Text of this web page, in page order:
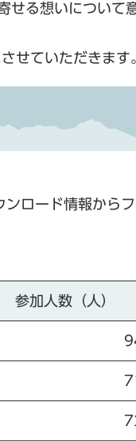
せる想いについて
せていただきます
ロード情報からフ
参加人数（人）